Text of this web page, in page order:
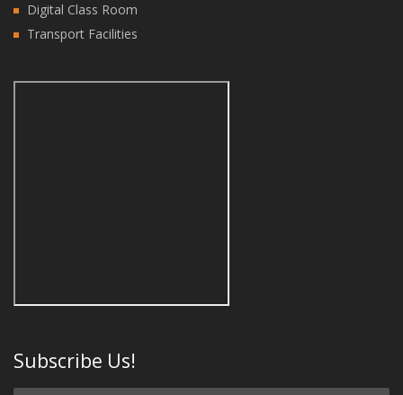
Digital Class Room
Transport Facilities
Subscribe Us!